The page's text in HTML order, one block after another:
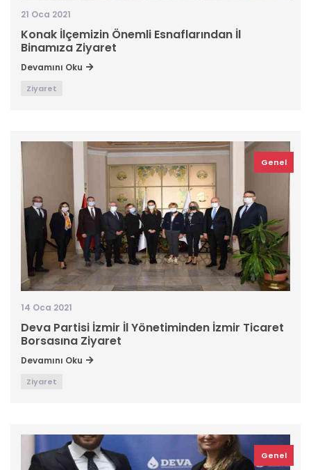
21 Oca 2021
Konak İlçemizin Önemli Esnaflarından İl
Binamıza Ziyaret
Devamını Oku
Ziyaret
Genel
14 Oca 2021
Deva Partisi İzmir İl Yönetiminden İzmir Ticaret
Borsasına Ziyaret
Devamını Oku
Ziyaret
Genel